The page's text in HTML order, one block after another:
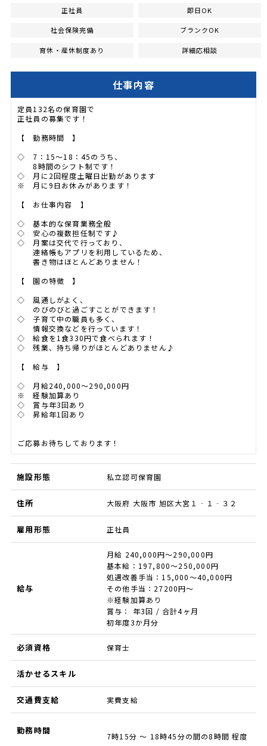
正社員 即日OK
社会保険完備 ブランクOK
育休・産休制度あり 詳細応相談
仕事内容
定員132名の保育園で
正社員の募集です！
【 勤務時間 】
◇ 7：15～18：45のうち、
8時間のシフト制です！
◇ 月に2回程度土曜日出勤があります
※ 月に9日お休みがあります！
【 お仕事内容 】
◇ 基本的な保育業務全般
◇ 安心の複数担任制です♪
◇ 月案は交代で行っており、
連絡帳もアプリを利用しているため、
書き物はほとんどありません！
【 園の特徴 】
◇ 風通しがよく、
のびのびと過ごすことができます！
◇ 子育て中の職員も多く、
情報交換などを行っています！
◇ 給食を1食330円で食べられます！
◇ 残業、持ち帰りがほとんどありません♪
【 給与 】
◇ 月給240,000～290,000円
※ 経験加算あり
◇ 賞与年3回あり
◇ 昇給年1回あり
ご応募お待ちしております！
施設形態 私立認可保育園
住所 大阪府 大阪市 旭区大宮１‐１‐３２
雇用形態 正社員
給与
月給 240,000円～290,000円
基本給：197,800～250,000円
処遇改善手当：15,000～40,000円
その他手当：27200円～
※経験加算あり
賞与： 年3回 / 合計4ヶ月
初年度3か月分
必須資格 保育士
活かせるスキル
交通費支給 実費支給
勤務時間
7時15分 ～ 18時45分の間の8時間 程度